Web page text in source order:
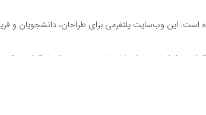
است. این وب‌سایت‌ پلتفرمی برای طراحان، دانشجویان و
تا فایل لایه باز فتوشاپ، ایلاستریتور و اکسل گرفته تا
پرداخته‌ایم:
طراحان و سایر افراد را برآورده می‌کنند. این